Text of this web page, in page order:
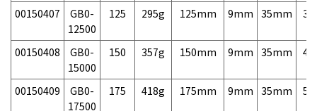
00150407
GB0-
12500
125 295g 125mm 9mm 35mm
00150408
GB0-
15000
150 357g 150mm 9mm 35mm
00150409
GB0-
17500
175 418g 175mm 9mm 35mm